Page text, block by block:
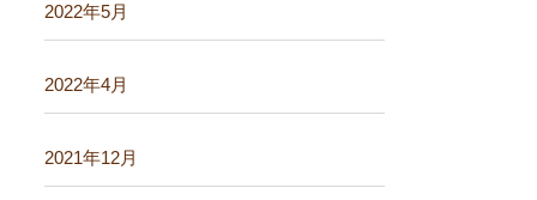
2022年5月
2022年4月
2021年12月